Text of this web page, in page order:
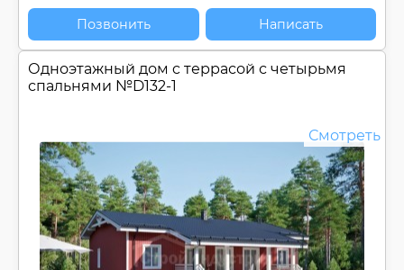
Позвонить Написать
Одноэтажный дом c террасой с четырьмя
спальнями №D132-1
Смотреть